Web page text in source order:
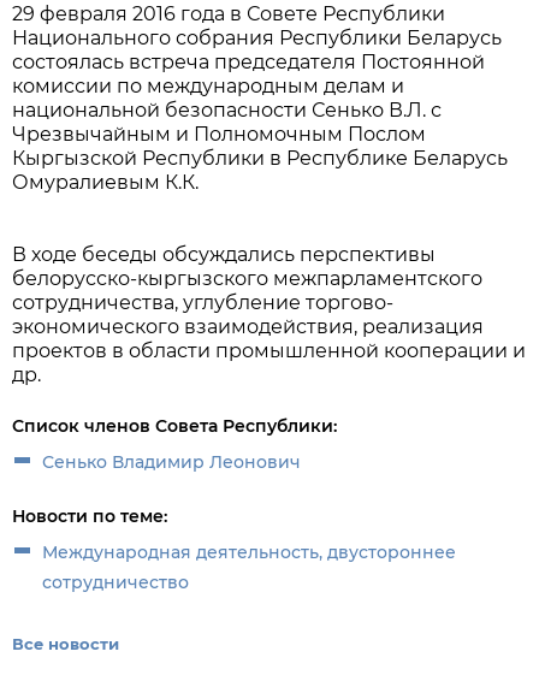
29 февраля 2016 года в Совете Республики
Национального собрания Республики Беларусь
состоялась встреча председателя Постоянной
комиссии по международным делам и
национальной безопасности Сенько В.Л. с
Чрезвычайным и Полномочным Послом
Кыргызской Республики в Республике Беларусь
Омуралиевым К.К.
В ходе беседы обсуждались перспективы
белорусско-кыргызского межпарламентского
сотрудничества, углубление торгово-
экономического взаимодействия, реализация
проектов в области промышленной кооперации и
др.
Список членов Совета Республики:
Сенько Владимир Леонович
Новости по теме:
Международная деятельность, двустороннее
сотрудничество
Все новости